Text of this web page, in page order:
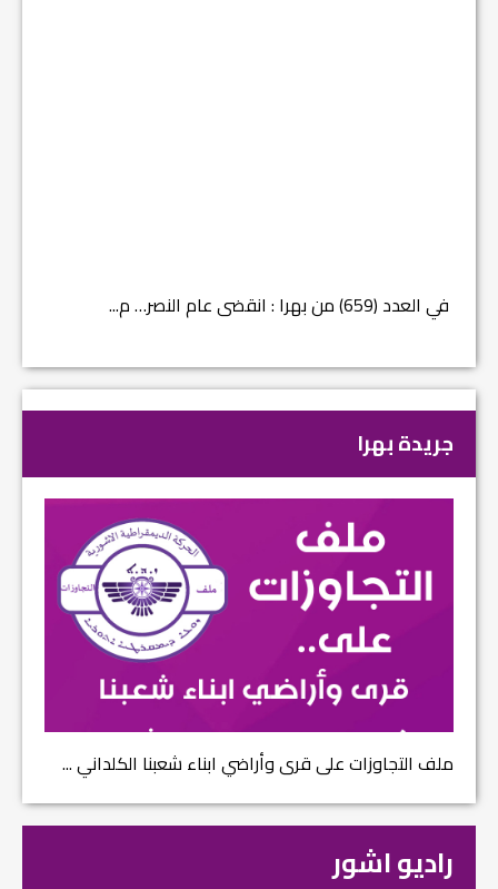
في العدد (659) من بهرا : انقضى عام النصر… م...
جريدة بهرا
ملف التجاوزات على قرى وأراضي ابناء شعبنا الكلداني ...
راديو اشور